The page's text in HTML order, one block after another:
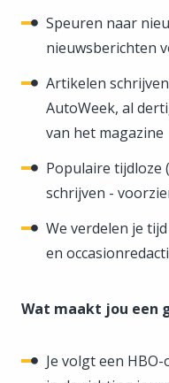
Speuren naar
nieuwsberichten
Artikelen
AutoWeek, al
van het magazine
Populaire tijdloze
schrijven -
We verdelen je
en
Wat maakt jou een
Je volgt een